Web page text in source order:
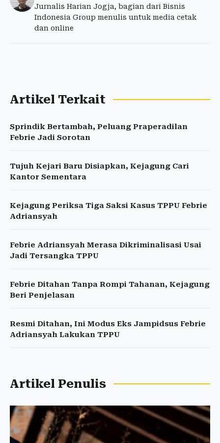
Jurnalis Harian Jogja, bagian dari Bisnis
Indonesia Group menulis untuk media cetak
dan online
Artikel Terkait
Sprindik Bertambah, Peluang Praperadilan
Febrie Jadi Sorotan
Tujuh Kejari Baru Disiapkan, Kejagung Cari
Kantor Sementara
Kejagung Periksa Tiga Saksi Kasus TPPU Febrie
Adriansyah
Febrie Adriansyah Merasa Dikriminalisasi Usai
Jadi Tersangka TPPU
Febrie Ditahan Tanpa Rompi Tahanan, Kejagung
Beri Penjelasan
Resmi Ditahan, Ini Modus Eks Jampidsus Febrie
Adriansyah Lakukan TPPU
Artikel Penulis